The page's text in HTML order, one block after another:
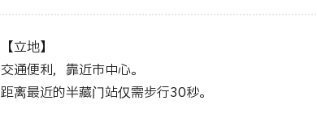
【立地】
交通便利，靠近市中心。
距离最近的半藏门站仅需步行30秒。